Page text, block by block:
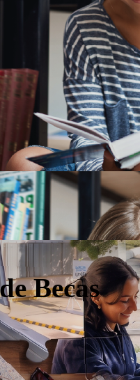
Becas